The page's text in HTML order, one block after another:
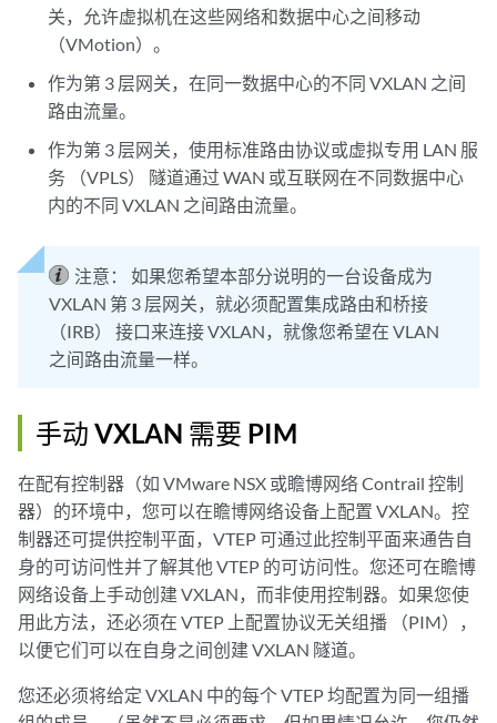
关，允许虚拟机在这些网络和数据中心之间移动
（VMotion）。
作为第 3 层网关，在同一数据中心的不同 VXLAN 之间
路由流量。
作为第 3 层网关，使用标准路由协议或虚拟专用 LAN 服
务 （VPLS） 隧道通过 WAN 或互联网在不同数据中心
内的不同 VXLAN 之间路由流量。
注意：
如果您希望本部分说明的一台设备成为
VXLAN 第 3 层网关，就必须配置集成路由和桥接
（IRB） 接口来连接 VXLAN，就像您希望在 VLAN
之间路由流量一样。
手动 VXLAN 需要 PIM
在配有控制器（如 VMware NSX 或瞻博网络 Contrail 控制
器）的环境中，您可以在瞻博网络设备上配置 VXLAN。控
制器还可提供控制平面，VTEP 可通过此控制平面来通告自
身的可访问性并了解其他 VTEP 的可访问性。您还可在瞻博
网络设备上手动创建 VXLAN，而非使用控制器。如果您使
用此方法，还必须在 VTEP 上配置协议无关组播 （PIM），
以便它们可以在自身之间创建 VXLAN 隧道。
您还必须将给定 VXLAN 中的每个 VTEP 均配置为同一组播